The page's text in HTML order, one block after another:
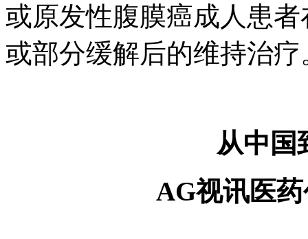
或原发性腹膜癌成人患
或部分缓解后的维持治疗
从中国
AG视讯医